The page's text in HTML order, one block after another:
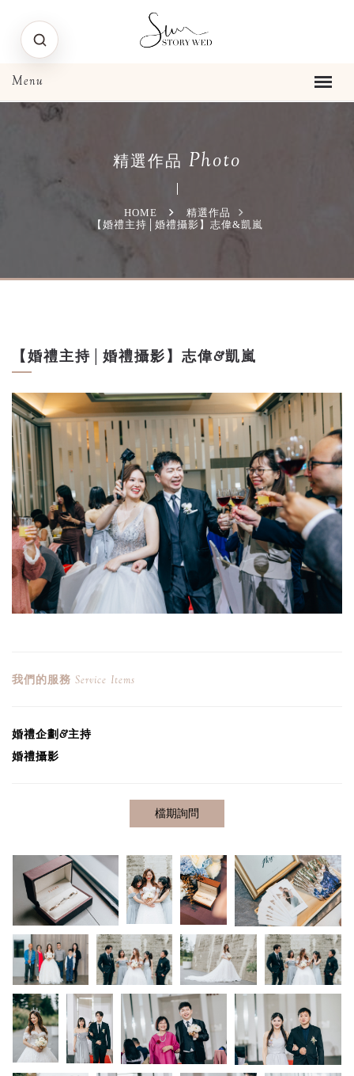
精選作品 Photo
HOME
精選作品
【婚禮主持│婚禮攝影】志偉&凱嵐
【婚禮主持│婚禮攝影】志偉&凱嵐
我們的服務 Service Items
婚禮企劃&主持
婚禮攝影